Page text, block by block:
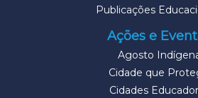
Publicações
Ações e
Agosto
Cidade que
Cidades